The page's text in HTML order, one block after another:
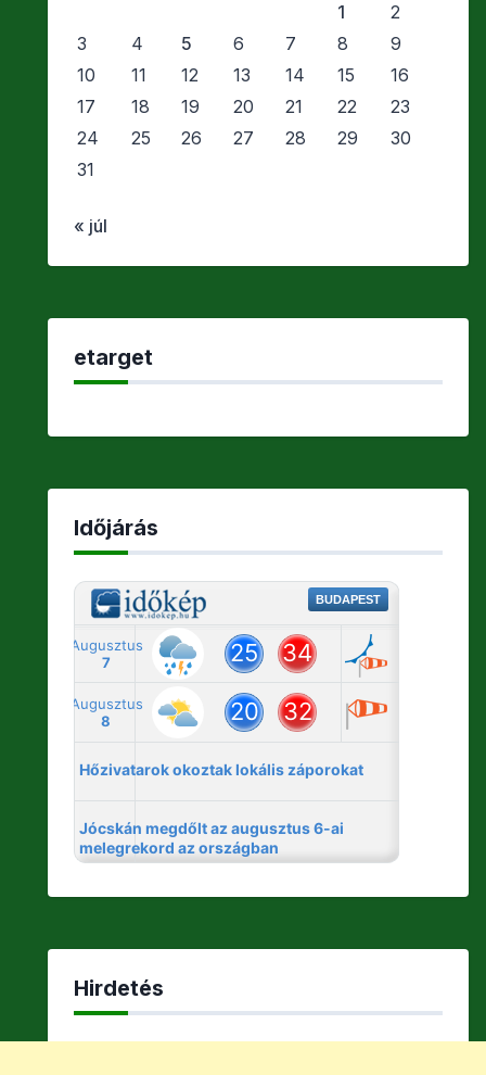
1
2
3
4 5 6 7 8
9
10
11 12 13 14 15
16
17
18 19 20 21 22
23
24
25 26 27 28 29
30
31
« júl
etarget
Időjárás
Hirdetés